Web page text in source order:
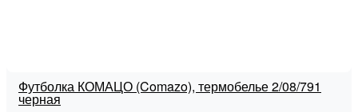
Футболка КОМАЦО (Comazo), термобелье 2/08/791
черная